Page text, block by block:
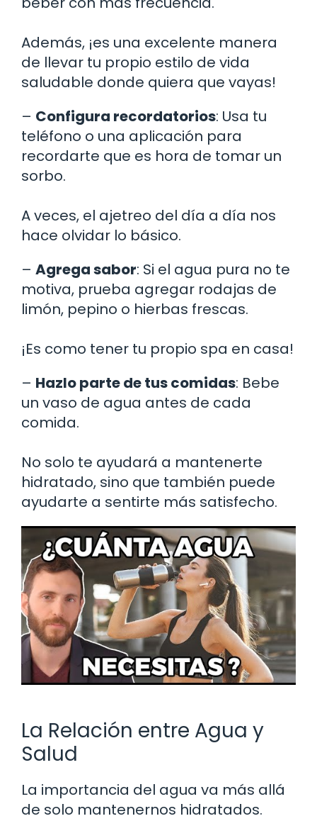
Además, ¡es una excelente manera
de llevar tu propio estilo de vida
saludable donde quiera que vayas!
– Configura recordatorios: Usa tu
teléfono o una aplicación para
recordarte que es hora de tomar un
sorbo.
A veces, el ajetreo del día a día nos
hace olvidar lo básico.
– Agrega sabor: Si el agua pura no te
motiva, prueba agregar rodajas de
limón, pepino o hierbas frescas.
¡Es como tener tu propio spa en casa!
– Hazlo parte de tus comidas: Bebe
un vaso de agua antes de cada
comida.
No solo te ayudará a mantenerte
hidratado, sino que también puede
ayudarte a sentirte más satisfecho.
La Relación entre Agua y
Salud
La importancia del agua va más allá
de solo mantenernos hidratados.